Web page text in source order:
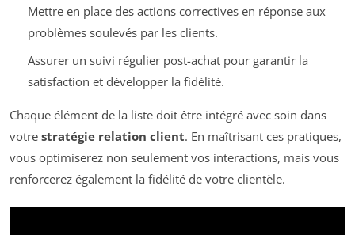
Mettre en place des actions correctives en réponse aux
problèmes soulevés par les clients.
Assurer un suivi régulier post-achat pour garantir la
satisfaction et développer la fidélité.
Chaque élément de la liste doit être intégré avec soin dans
votre stratégie relation client. En maîtrisant ces pratiques,
vous optimiserez non seulement vos interactions, mais vous
renforcerez également la fidélité de votre clientèle.